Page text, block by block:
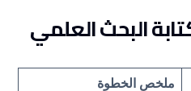
البحث العلمي
ملخص الخطوة